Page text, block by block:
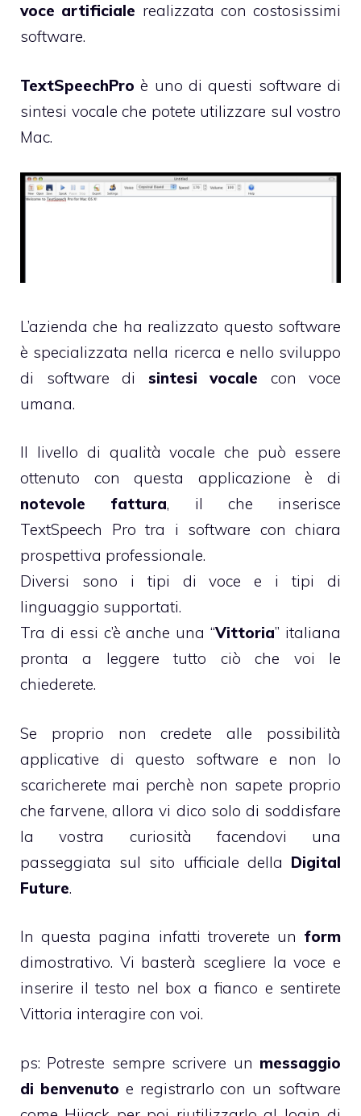
voce artificiale realizzata con costosissimi
software.
TextSpeechPro è uno di questi software di
sintesi vocale che potete utilizzare sul vostro
Mac.
L’azienda che ha realizzato questo software
è specializzata nella ricerca e nello sviluppo
di software di sintesi vocale con voce
umana.
Il livello di qualità vocale che può essere
ottenuto con questa applicazione è di
notevole fattura, il che inserisce
TextSpeech Pro tra i software con chiara
prospettiva professionale.
Diversi sono i tipi di voce e i tipi di
linguaggio supportati.
Tra di essi c’è anche una “Vittoria” italiana
pronta a leggere tutto ciò che voi le
chiederete.
Se proprio non credete alle possibilità
applicative di questo software e non lo
scaricherete mai perchè non sapete proprio
che farvene, allora vi dico solo di soddisfare
la vostra curiosità facendovi una
passeggiata sul sito ufficiale della Digital
Future.
In questa pagina infatti troverete un form
dimostrativo. Vi basterà scegliere la voce e
inserire il testo nel box a fianco e sentirete
Vittoria interagire con voi.
ps: Potreste sempre scrivere un messaggio
di benvenuto e registrarlo con un software